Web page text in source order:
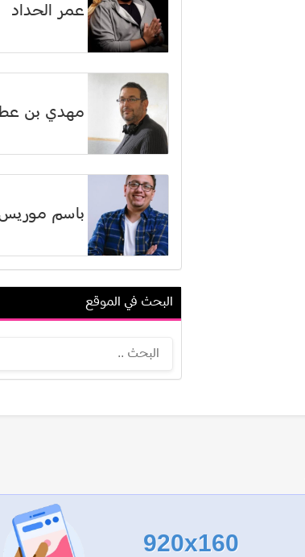
عمر الحداد
مهدي بن
باسم
باد أس.
عرض الكل
البحث في الموقع
920x160